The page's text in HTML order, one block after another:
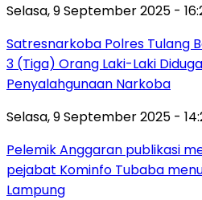
Selasa, 9 September 2025 -
Satresnarkoba Polres Tulang
3 (Tiga) Orang Laki-Laki
Penyalahgunaan Narkoba
Selasa, 9 September 2025 -
Pelemik Anggaran publikasi
pejabat Kominfo Tubaba
Lampung